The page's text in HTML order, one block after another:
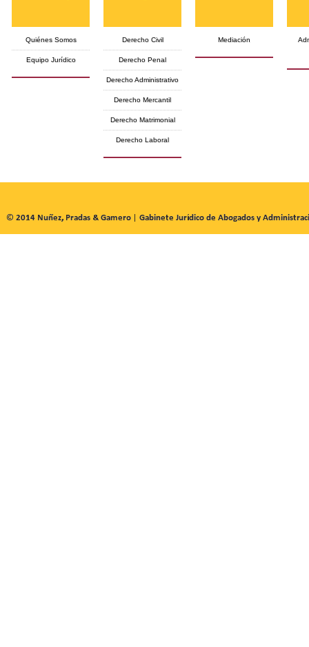
Quiénes Somos
Equipo Jurídico
Derecho Civil
Derecho Penal
Derecho Administrativo
Derecho Mercantil
Derecho Matrimonial
Derecho Laboral
Mediación